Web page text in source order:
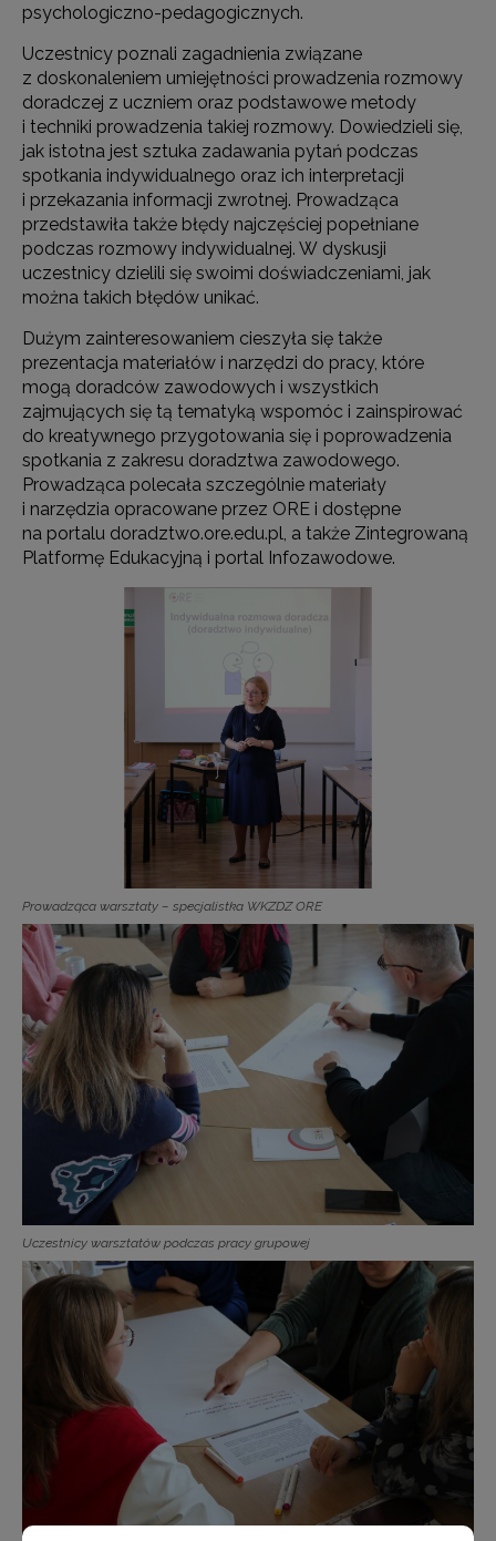
psychologiczno-pedagogicznych.
Uczestnicy poznali zagadnienia związane
z doskonaleniem umiejętności prowadzenia rozmowy
doradczej z uczniem oraz podstawowe metody
i techniki prowadzenia takiej rozmowy. Dowiedzieli się,
jak istotna jest sztuka zadawania pytań podczas
spotkania indywidualnego oraz ich interpretacji
i przekazania informacji zwrotnej. Prowadząca
przedstawiła także błędy najczęściej popełniane
podczas rozmowy indywidualnej. W dyskusji
uczestnicy dzielili się swoimi doświadczeniami, jak
można takich błędów unikać.
Dużym zainteresowaniem cieszyła się także
prezentacja materiałów i narzędzi do pracy, które
mogą doradców zawodowych i wszystkich
zajmujących się tą tematyką wspomóc i zainspirować
do kreatywnego przygotowania się i poprowadzenia
spotkania z zakresu doradztwa zawodowego.
Prowadząca polecała szczególnie materiały
i narzędzia opracowane przez ORE i dostępne
na portalu doradztwo.ore.edu.pl, a także Zintegrowaną
Platformę Edukacyjną i portal Infozawodowe.
Prowadząca warsztaty – specjalistka WKZDZ ORE
Uczestnicy warsztatów podczas pracy grupowej